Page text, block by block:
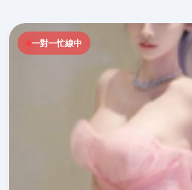
一對一忙線中